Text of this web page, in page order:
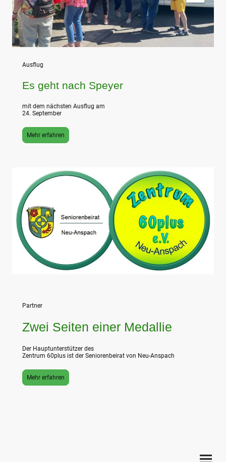
Ausflug
Es geht nach Speyer
mit dem nächsten Ausflug am
24. September
Mehr erfahren
Partner
Zwei Seiten einer Medallie
Der Hauptunterstützer des
Zentrum 60plus ist der Seniorenbeirat von Neu-Anspach
Mehr erfahren